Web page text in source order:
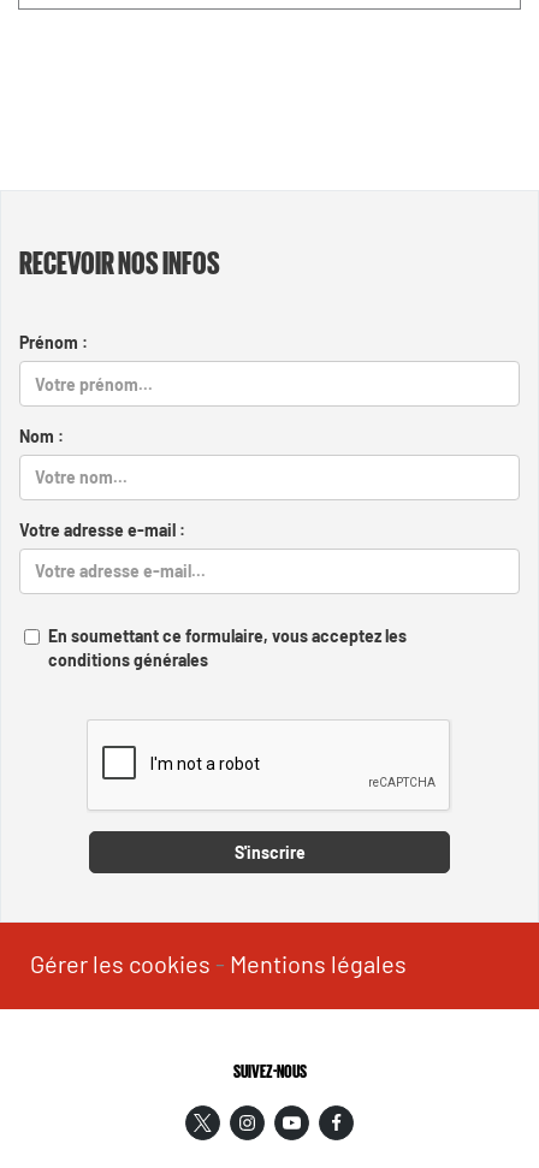
RECEVOIR NOS INFOS
Prénom :
Nom :
Votre adresse e-mail :
En soumettant ce formulaire, vous acceptez les
conditions générales
S'inscrire
Gérer les cookies - Mentions légales
SUIVEZ-NOUS